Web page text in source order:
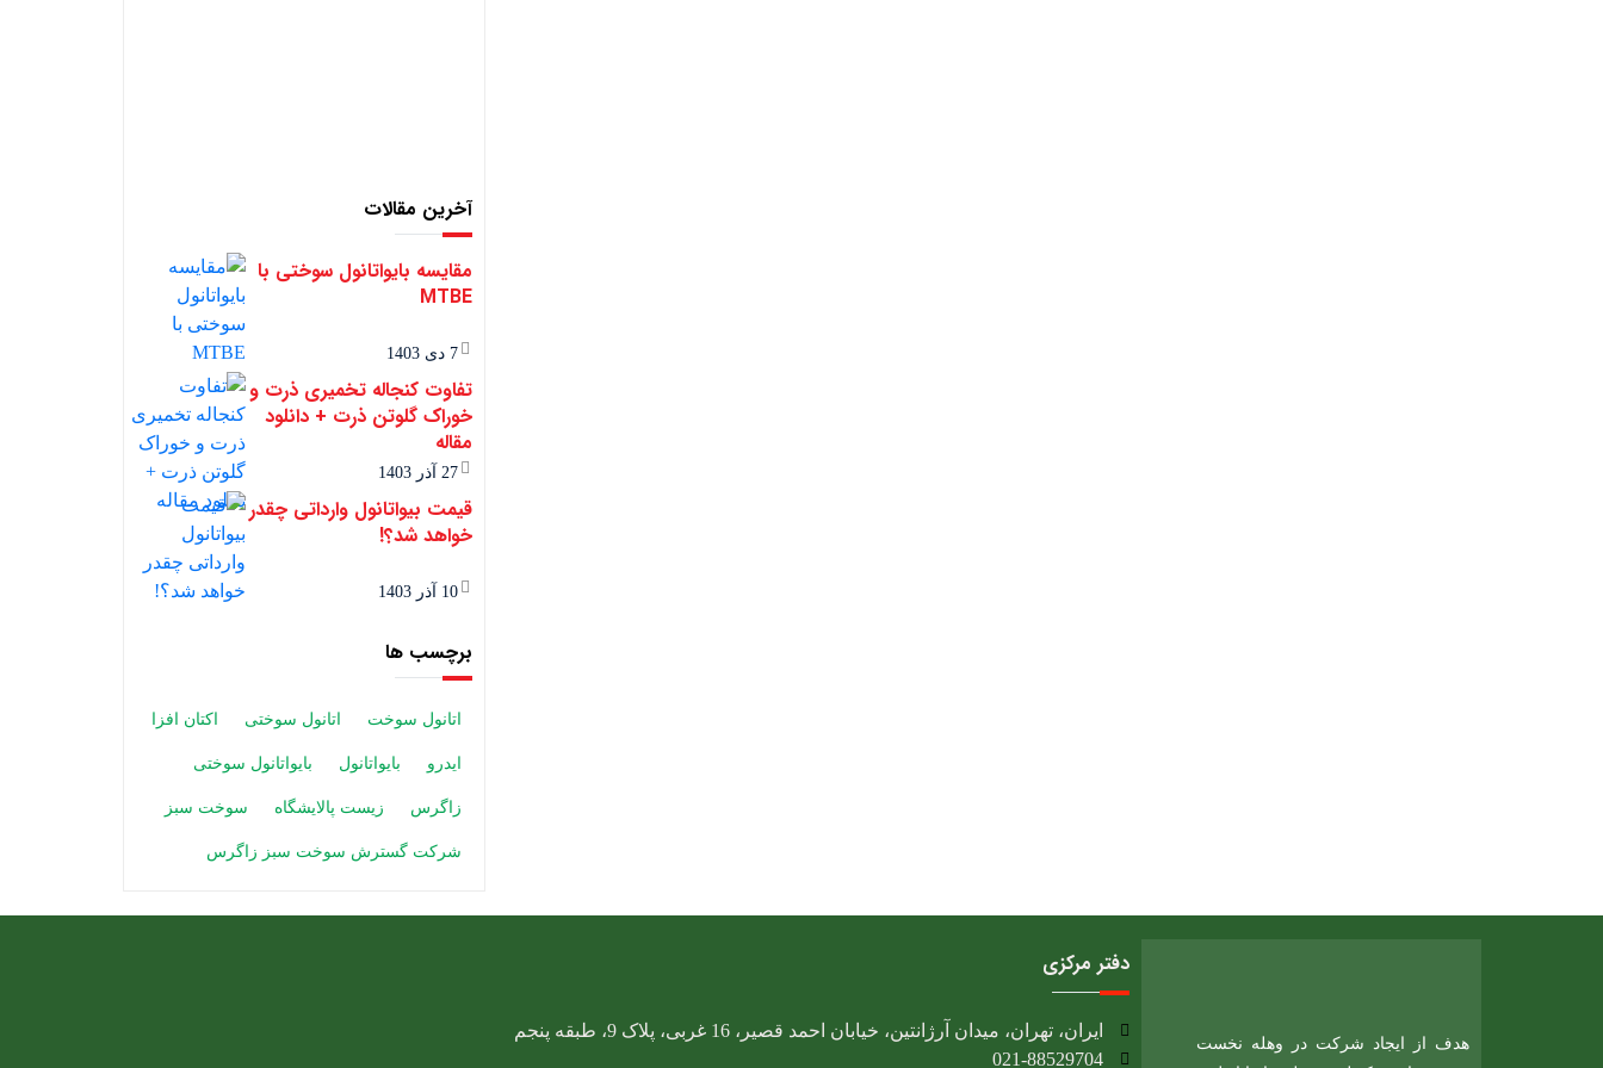
آخرین مقالات
مقایسه بایواتانول سوختی با
MTBE
7 دی 1403
تفاوت کنجاله تخمیری ذرت و
خوراک گلوتن ذرت + دانلود
مقاله
27 آذر 1403
قیمت بیواتانول وارداتی چقدر
خواهد شد؟!
10 آذر 1403
برچسب ها
اتانول سوخت اتانول سوختی اکتان افزا
ایدرو بایواتانول بایواتانول سوختی
زاگرس زیست پالایشگاه سوخت سبز
شرکت گسترش سوخت سبز زاگرس
هدف از ایجاد شرکت در وهله نخست
دفتر مرکزی
ایران، تهران، میدان آرژانتین، خیابان احمد قصیر، 16 غربی، پلاک 9، طبقه پنجم
021-88529704